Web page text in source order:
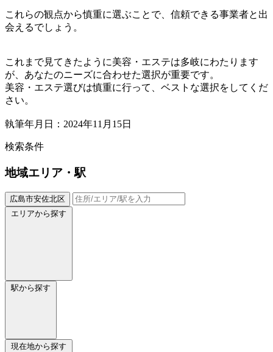
これらの観点から慎重に選ぶことで、信頼できる事業者と出
会えるでしょう。
これまで見てきたように美容・エステは多岐にわたります
が、あなたのニーズに合わせた選択が重要です。
美容・エステ選びは慎重に行って、ベストな選択をしてくだ
さい。
執筆年月日：2024年11月15日
検索条件
地域エリア・駅
広島市安佐北区
エリアから探す
駅から探す
現在地から探す